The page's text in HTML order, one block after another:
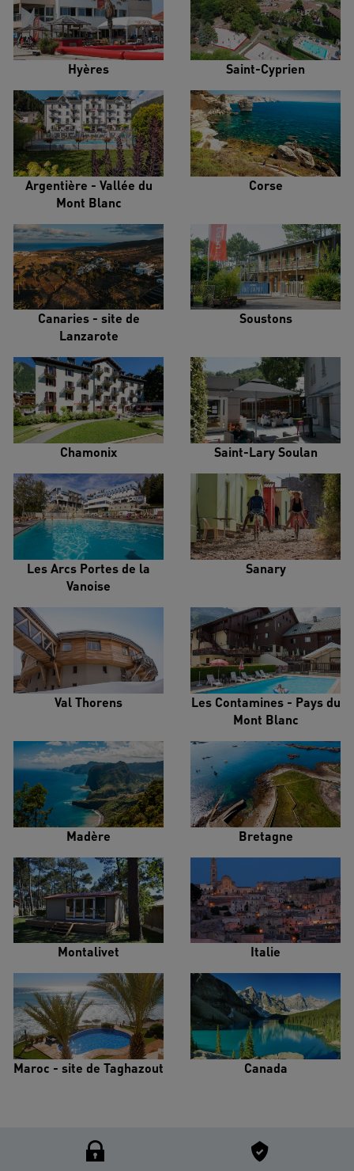
Hyères Saint-Cyprien
Argentière - Vallée du
Mont Blanc
Corse
Canaries - site de
Lanzarote
Soustons
Chamonix Saint-Lary Soulan
Les Arcs Portes de la
Vanoise
Sanary
Val Thorens
Les Contamines - Pays du
Mont Blanc
Madère Bretagne
Montalivet Italie
Maroc - site de Taghazout Canada